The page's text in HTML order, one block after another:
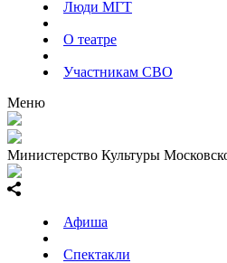
Люди МГТ
О театре
Участникам СВО
Меню
Министерство Культуры
Афиша
Спектакли